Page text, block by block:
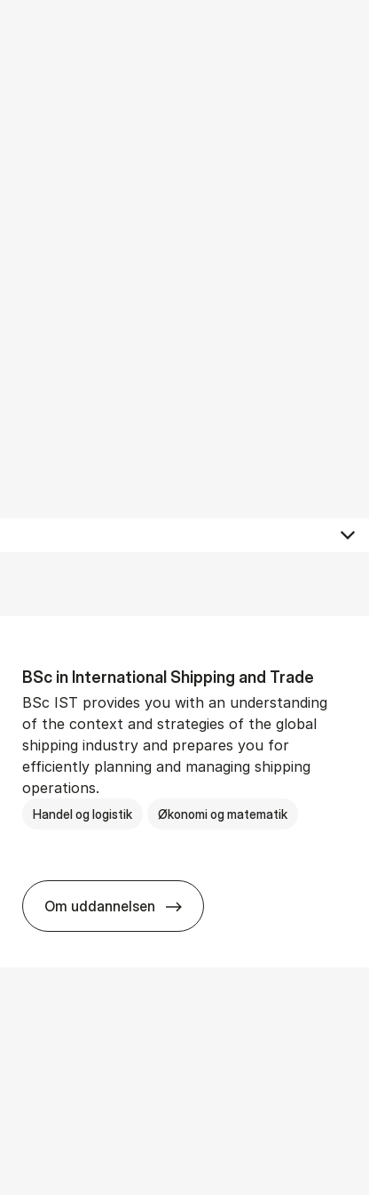
BSc in In­ter­na­tion­al Ship­ping and Trade
BSc IST provides you with an understanding
of the context and strategies of the global
shipping industry and prepares you for
efficiently planning and managing shipping
operations.
Handel og logistik Økonomi og matematik
Om uddannelsen
BSc in In­ter­na­tion­al Ship­ping and